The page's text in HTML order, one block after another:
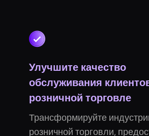
Улучшите качество
обслуживания
розничной торговле
Трансформируйте
розничной торговли,